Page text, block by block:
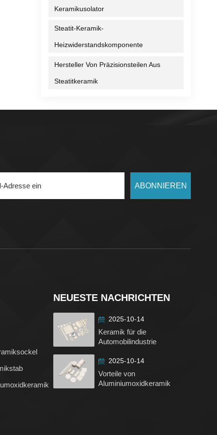
Keramikusolator
Steatit-Keramik-
Heizwiderstandskomponente
Hersteller Von Präzisionsteilen Aus
Steatitkeramik
ABONNIEREN
NEUESTE NACHRICHTEN
2025-10-14
Keramik für die
Automobilindustrie
2025-10-14
Vorteile von
Aluminiumoxidkeramik